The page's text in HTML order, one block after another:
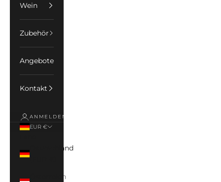
Wein
Zubehör
Angebote
Kontakt
ANMELDEN
EUR €
Deutschland
Österreich